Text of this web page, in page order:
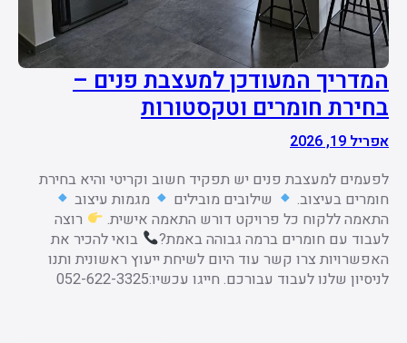
המדריך המעודכן למעצבת פנים –
בחירת חומרים וטקסטורות
אפריל 19, 2026
לפעמים למעצבת פנים יש תפקיד חשוב וקריטי והיא בחירת
חומרים בעיצוב.
שילובים מובילים
מגמות עיצוב
התאמה ללקוח כל פרויקט דורש התאמה אישית.
רוצה
לעבוד עם חומרים ברמה גבוהה באמת?
בואי להכיר את
האפשרויות צרו קשר עוד היום לשיחת ייעוץ ראשונית ותנו
לניסיון שלנו לעבוד עבורכם. חייגו עכשיו:052-622-3325